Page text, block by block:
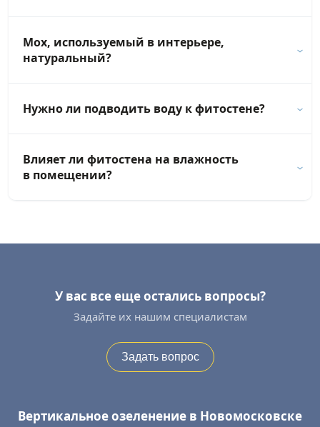
Мох, используемый в интерьере,
натуральный?
Нужно ли подводить воду к фитостене?
Влияет ли фитостена на влажность
в помещении?
У вас все еще остались вопросы?
Задайте их нашим специалистам
Задать вопрос
Вертикальное озеленение в Новомосковске